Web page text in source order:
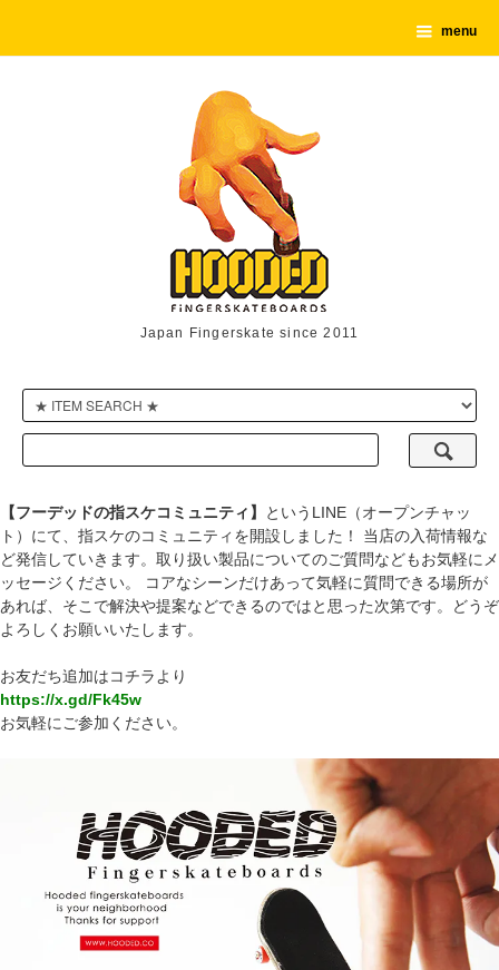
menu
Japan Fingerskate since 2011
【フーデッドの指スケコミュニティ】
というLINE（オープンチャッ
ト）にて、指スケのコミュニティを開設しました！ 当店の入荷情報な
ど発信していきます。取り扱い製品についてのご質問などもお気軽にメ
ッセージください。 コアなシーンだけあって気軽に質問できる場所が
あれば、そこで解決や提案などできるのではと思った次第です。どうぞ
よろしくお願いいたします。
お友だち追加はコチラより
https://x.gd/Fk45w
お気軽にご参加ください。